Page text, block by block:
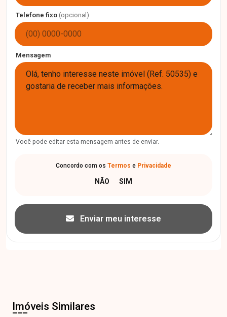
Telefone fixo (opcional)
Mensagem
Você pode editar esta mensagem antes de enviar.
Concordo com os Termos e Privacidade
Enviar meu interesse
Imóveis Similares